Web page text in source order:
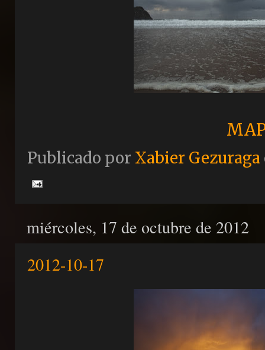
Publicado por Xabier Gezuraga
miércoles, 17 de octubre de 2012
2012-10-17